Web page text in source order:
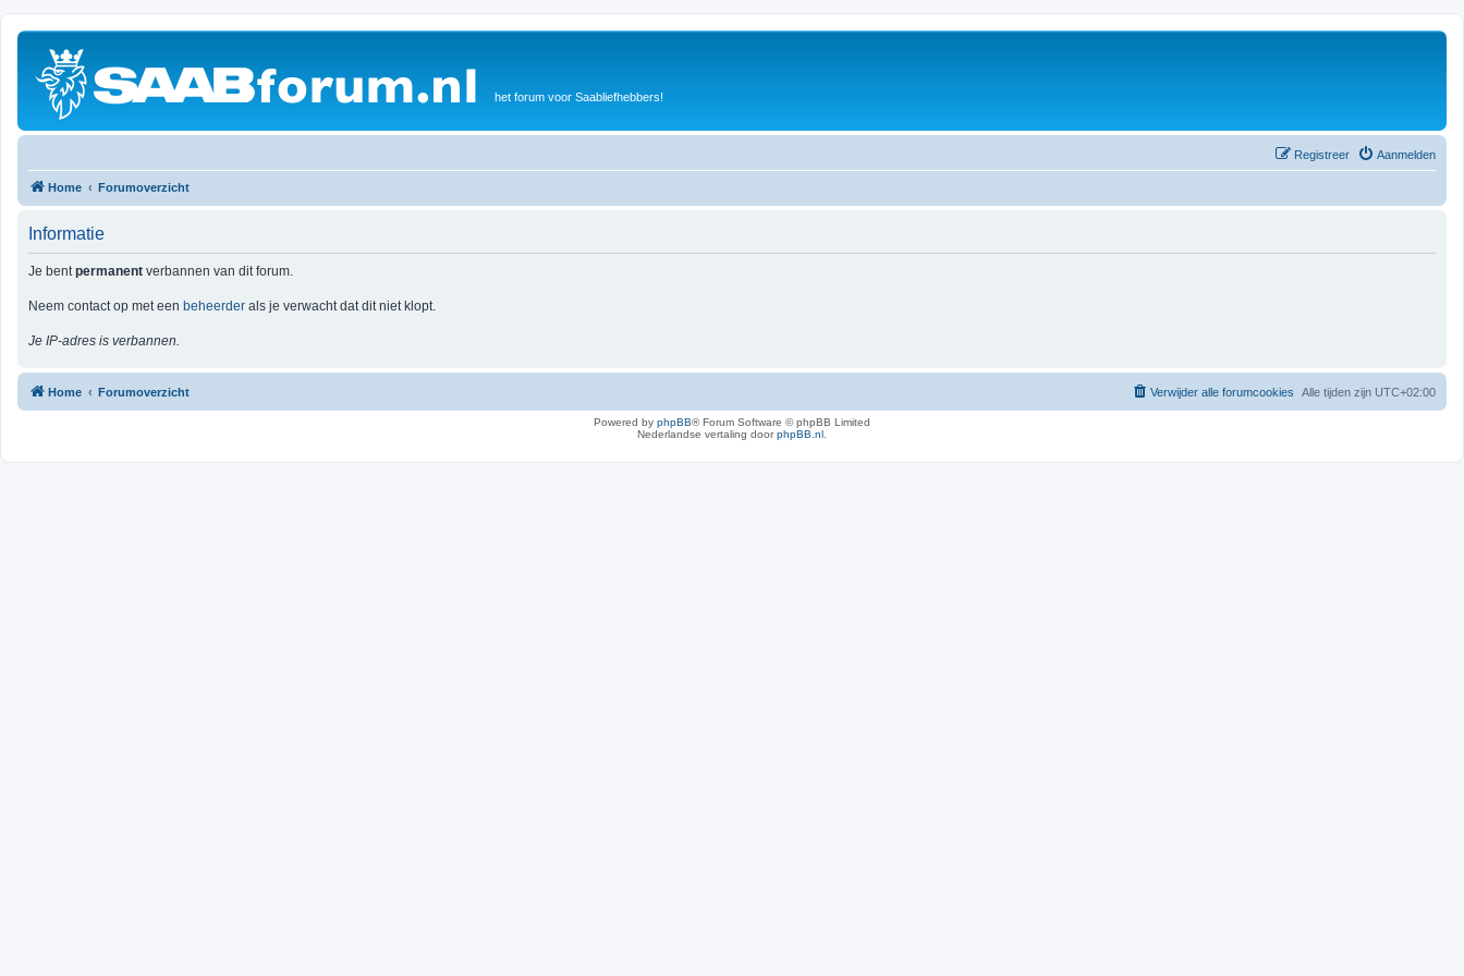
het forum voor Saabliefhebbers!
Aanmelden
Registreer
Home Forumoverzicht
Informatie
Je bentpermanent verbannen van dit forum.
Neem contact op met een beheerder als je verwacht dat dit niet klopt.
Je IP-adres is verbannen.
Home Forumoverzicht Alle tijden zijn UTC+02:00
Verwijder alle forumcookies
Powered by phpBB® Forum Software © phpBB Limited
Nederlandse vertaling doorphpBB.nl